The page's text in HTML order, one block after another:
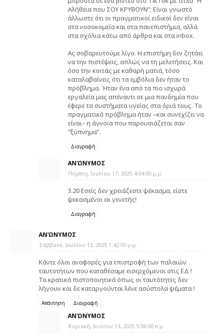
Αλήθεια που ΣΟΥ ΚΡΥΒΟΥΝ”; Είναι γνωστό
άλλωστε ότι οι πραγματικοί ειδικοί δεν είναι
στα νοσοκομεία και στα πανεπιστήμια, αλλά
στα σχόλια κάτω από άρθρα και στα inbox.
Ας σοβαρευτούμε λίγο. Η επιστήμη δεν ζητάει
να την πιστέψεις, απλώς να τη μελετήσεις. Και
όσο την κοιτάς με καθαρή ματιά, τόσο
καταλαβαίνεις ότι τα εμβόλια δεν ήταν το
πρόβλημα. Ήταν ένα από τα πιο ισχυρά
εργαλεία μας απέναντι σε μια πανδημία που
έφερε τα συστήματα υγείας στα όριά τους. Το
πραγματικό πρόβλημα ήταν –και συνεχίζει να
είναι– η άγνοια που παρουσιάζεται σαν
“ξύπνημα”.
Διαγραφή
ΑΝΏΝΥΜΟΣ
Πέμπτη, Ιουλίου 17, 2025 4:04:00 μ.μ.
3.20 Εσείς δεν χρειάζεστε ψέκασμα, είστε
ψεκασμένοι εκ γενετής!
Διαγραφή
ΑΝΏΝΥΜΟΣ
Σάββατο, Ιουλίου 12, 2025 1:42:00 μ.μ.
Κάντε όλοι αναφορές για επιστροφή των παλαιών
ταυτοτήτων που καταθέσαμε εισερχόμενοι στις ΕΔ !
Τα κρατικά πιστοποιητικά όπως οι ταυτότητες δεν
λήγουν και δε καταργούνται λένε ασύστολα ψέματα !
Απάντηση Διαγραφή
ΑΝΏΝΥΜΟΣ
Κυριακή, Ιουλίου 13, 2025 5:06:00 π.μ.